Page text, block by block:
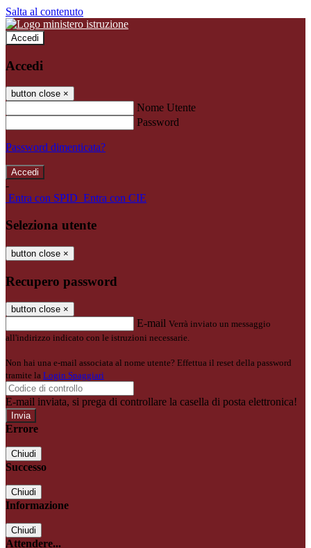
Salta al contenuto
Accedi
Accedi
button close ×
Nome Utente
Password
Password dimenticata?
-
Entra con SPID Entra con CIE
Seleziona utente
button close ×
Recupero password
button close ×
E-mail Verrà inviato un messaggio
all'indirizzo indicato con le istruzioni necessarie.
Non hai una e-mail associata al nome utente? Effettua il reset della password
tramite la Login Spaggiari
E-mail inviata, si prega di controllare la casella di posta elettronica!
Errore
Chiudi
Successo
Chiudi
Informazione
Chiudi
Attendere...